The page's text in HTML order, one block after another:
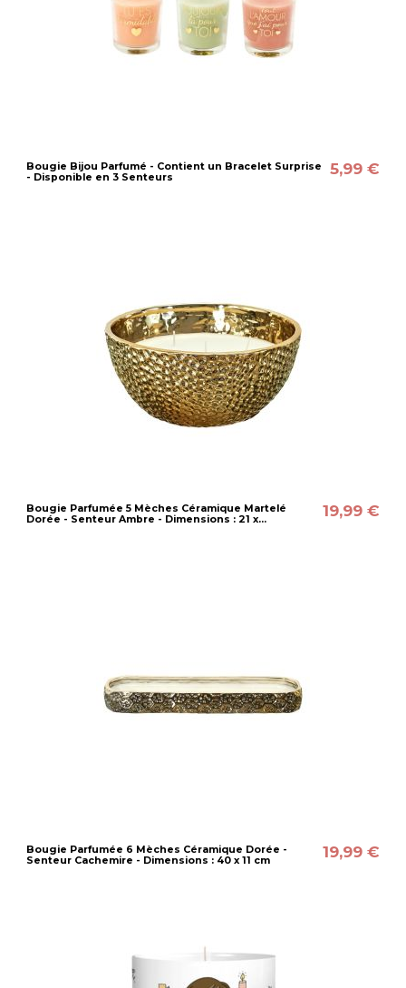
Bougie Bijou Parfumé - Contient un Bracelet Surprise
- Disponible en 3 Senteurs
5,99 €
Bougie Parfumée 5 Mèches Céramique Martelé
Dorée - Senteur Ambre - Dimensions : 21 x...
19,99 €
Bougie Parfumée 6 Mèches Céramique Dorée -
Senteur Cachemire - Dimensions : 40 x 11 cm
19,99 €